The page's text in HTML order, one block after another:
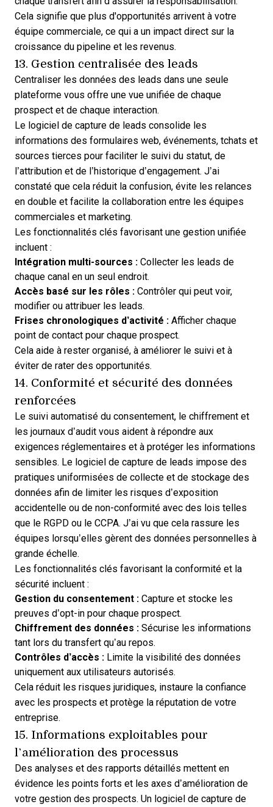
Cela signifie que plus d'opportunités arrivent à votre
équipe commerciale, ce qui a un impact direct sur la
croissance du pipeline et les revenus.
13. Gestion centralisée des leads
Centraliser les données des leads dans une seule
plateforme vous offre une vue unifiée de chaque
prospect et de chaque interaction.
Le logiciel de capture de leads consolide les
informations des formulaires web, événements, tchats et
sources tierces pour faciliter le suivi du statut, de
l’attribution et de l’historique d’engagement. J’ai
constaté que cela réduit la confusion, évite les relances
en double et facilite la collaboration entre les équipes
commerciales et marketing.
Les fonctionnalités clés favorisant une gestion unifiée
incluent :
Intégration multi-sources : Collecter les leads de
chaque canal en un seul endroit.
Accès basé sur les rôles : Contrôler qui peut voir,
modifier ou attribuer les leads.
Frises chronologiques d’activité : Afficher chaque
point de contact pour chaque prospect.
Cela aide à rester organisé, à améliorer le suivi et à
éviter de rater des opportunités.
14. Conformité et sécurité des données
renforcées
Le suivi automatisé du consentement, le chiffrement et
les journaux d’audit vous aident à répondre aux
exigences réglementaires et à protéger les informations
sensibles. Le logiciel de capture de leads impose des
pratiques uniformisées de collecte et de stockage des
données afin de limiter les risques d’exposition
accidentelle ou de non-conformité avec des lois telles
que le RGPD ou le CCPA. J’ai vu que cela rassure les
équipes lorsqu’elles gèrent des données personnelles à
grande échelle.
Les fonctionnalités clés favorisant la conformité et la
sécurité incluent :
Gestion du consentement : Capture et stocke les
preuves d’opt-in pour chaque prospect.
Chiffrement des données : Sécurise les informations
tant lors du transfert qu’au repos.
Contrôles d’accès : Limite la visibilité des données
uniquement aux utilisateurs autorisés.
Cela réduit les risques juridiques, instaure la confiance
avec les prospects et protège la réputation de votre
entreprise.
15. Informations exploitables pour
l’amélioration des processus
Des analyses et des rapports détaillés mettent en
évidence les points forts et les axes d’amélioration de
votre gestion des prospects. Un logiciel de capture de